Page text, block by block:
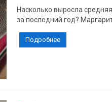
Насколько выросла
за последний год?
Подробнее